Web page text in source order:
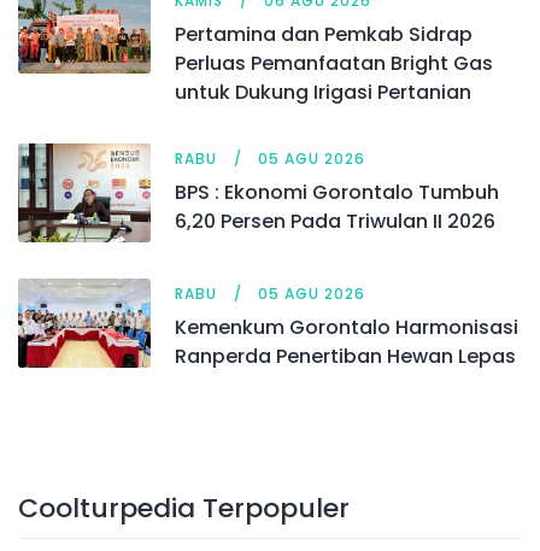
Pertamina dan Pemkab Sidrap
Perluas Pemanfaatan Bright Gas
untuk Dukung Irigasi Pertanian
RABU 05 AGU 2026
BPS : Ekonomi Gorontalo Tumbuh
6,20 Persen Pada Triwulan II 2026
RABU 05 AGU 2026
Kemenkum Gorontalo Harmonisasi
Ranperda Penertiban Hewan Lepas
Coolturpedia Terpopuler